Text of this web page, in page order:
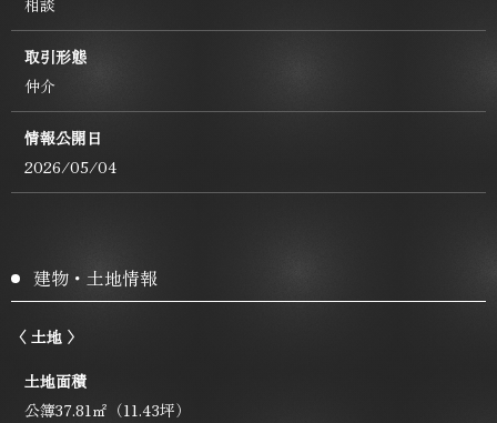
相談
取引形態
仲介
情報公開日
2026/05/04
建物・土地情報
〈 土地 〉
土地面積
公簿37.81㎡（11.43坪）